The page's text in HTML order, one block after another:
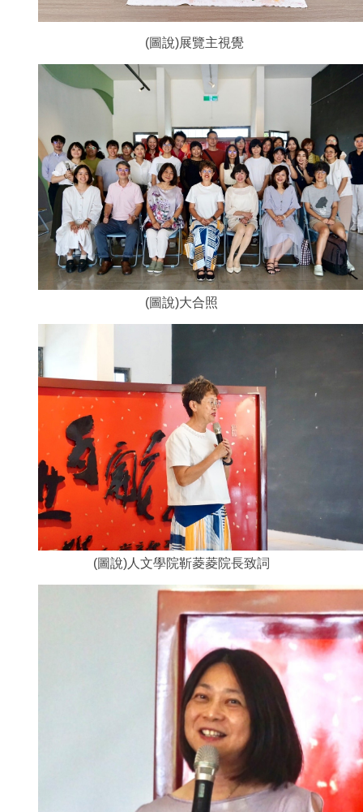
(圖說)展覽主視覺
(圖說)大合照
(圖說)人文學院靳菱菱院長致詞